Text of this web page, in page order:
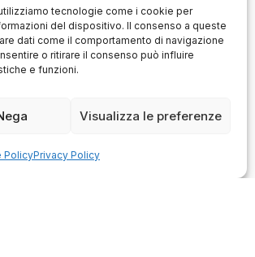
tecnologie come i cookie per
del dispositivo. Il consenso a queste
dati come il comportamento di navigazione
o ritirare il consenso può influire
e funzioni.
Visualizza le preferenze
PolicyPrivacy Policy
Marco
Ottimo approccio al cliente.